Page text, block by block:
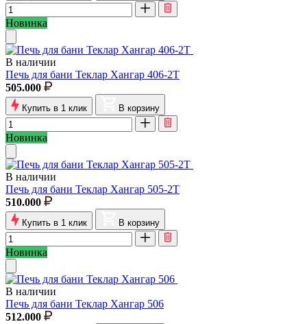
Новинка
В наличии
Печь для бани Теклар Хангар 406-2Т
505.000
Купить в 1 клик В корзину
Новинка
В наличии
Печь для бани Теклар Хангар 505-2Т
510.000
Купить в 1 клик В корзину
Новинка
В наличии
Печь для бани Теклар Хангар 506
512.000